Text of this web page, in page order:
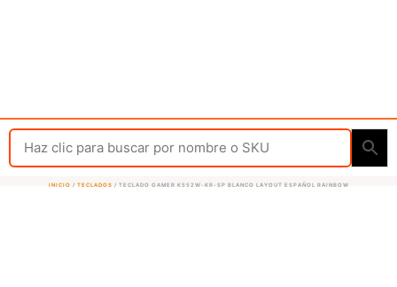
INICIO / TECLADOS / TECLADO GAMER K552W-KR-SP BLANCO LAYOUT ESPAÑOL RAINBOW